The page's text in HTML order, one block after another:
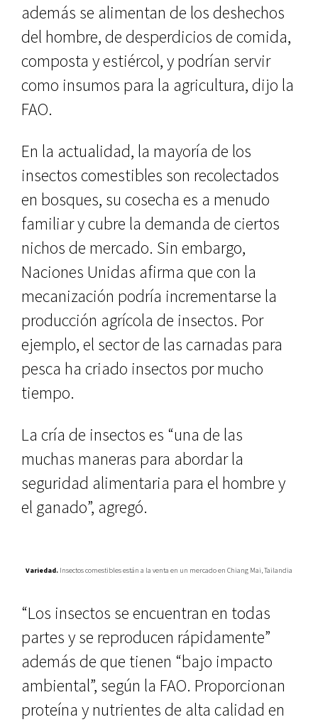
además se alimentan de los deshechos
del hombre, de desperdicios de comida,
composta y estiércol, y podrían servir
como insumos para la agricultura, dijo la
FAO.
En la actualidad, la mayoría de los
insectos comestibles son recolectados
en bosques, su cosecha es a menudo
familiar y cubre la demanda de ciertos
nichos de mercado. Sin embargo,
Naciones Unidas afirma que con la
mecanización podría incrementarse la
producción agrícola de insectos. Por
ejemplo, el sector de las carnadas para
pesca ha criado insectos por mucho
tiempo.
La cría de insectos es “una de las
muchas maneras para abordar la
seguridad alimentaria para el hombre y
el ganado”, agregó.
Variedad. Insectos comestibles están a la venta en un mercado en Chiang Mai, Tailandia
“Los insectos se encuentran en todas
partes y se reproducen rápidamente”
además de que tienen “bajo impacto
ambiental”, según la FAO. Proporcionan
proteína y nutrientes de alta calidad en